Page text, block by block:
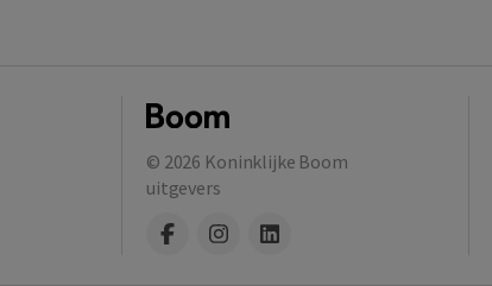
© 2026 Koninklijke Boom
uitgevers